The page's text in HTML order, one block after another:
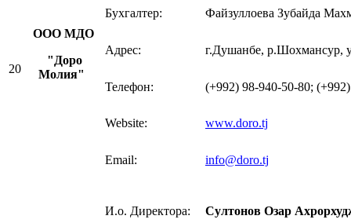
20
ООО МДО
"Доро
Молия"
Бухгалтер: Файзуллоева Зубайда
Адрес: г.Душанбе, р.Шохмансур,
Телефон: (+992) 98-940-50-80;
Website: www.doro.tj
Email: info@doro.tj
И.о. Директора: Султонов Озар